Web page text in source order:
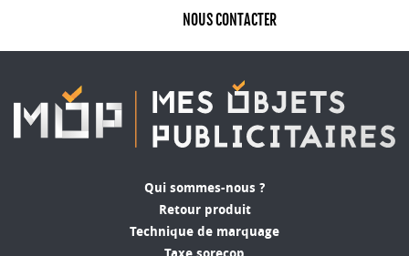
NOUS CONTACTER
Qui sommes-nous ?
Retour produit
Technique de marquage